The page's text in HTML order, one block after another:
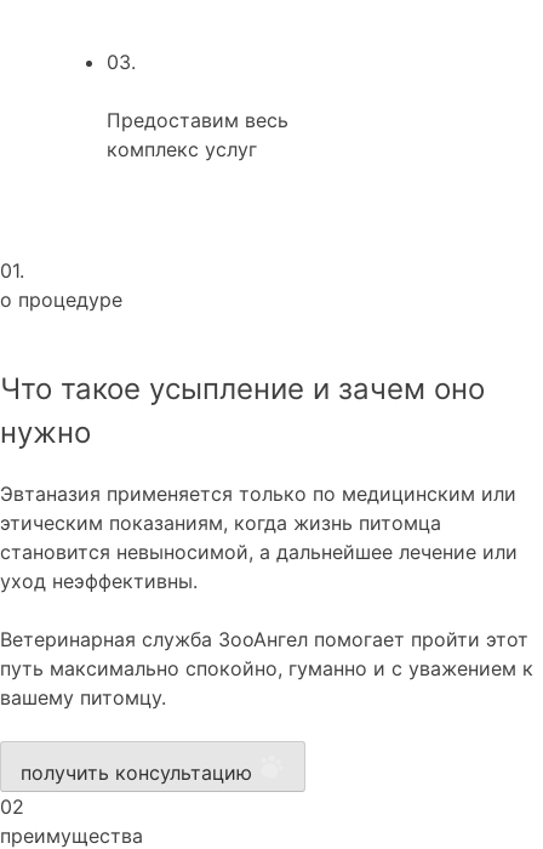
03.
Предоставим весь
комплекс услуг
01.
о процедуре
Что такое усыпление и зачем оно
нужно
Эвтаназия применяется только по медицинским или
этическим показаниям, когда жизнь питомца
становится невыносимой, а дальнейшее лечение или
уход неэффективны.
Ветеринарная служба ЗооАнгел помогает пройти этот
путь максимально спокойно, гуманно и с уважением к
вашему питомцу.
получить консультацию
02
преимущества